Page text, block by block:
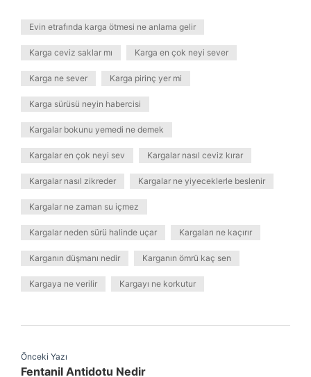
Evin etrafında karga ötmesi ne anlama gelir
Karga ceviz saklar mı Karga en çok neyi sever
Karga ne sever Karga pirinç yer mi
Karga sürüsü neyin habercisi
Kargalar bokunu yemedi ne demek
Kargalar en çok neyi sev Kargalar nasıl ceviz kırar
Kargalar nasıl zikreder Kargalar ne yiyeceklerle beslenir
Kargalar ne zaman su içmez
Kargalar neden sürü halinde uçar Kargaları ne kaçırır
Karganın düşmanı nedir Karganın ömrü kaç sen
Kargaya ne verilir Kargayı ne korkutur
Önceki Yazı
Fentanil Antidotu Nedir